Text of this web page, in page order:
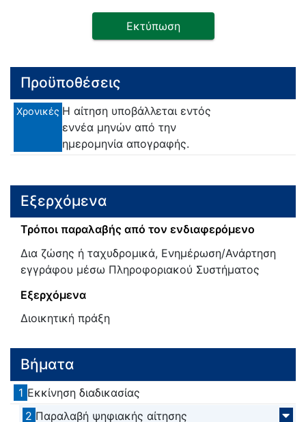
Εκτύπωση
Προϋποθέσεις
Χρονικές Η αίτηση υποβάλλεται εντός
εννέα μηνών από την
ημερομηνία απογραφής.
Εξερχόμενα
Τρόποι παραλαβής από τον ενδιαφερόμενο
Δια ζώσης ή ταχυδρομικά, Ενημέρωση/Ανάρτηση
εγγράφου μέσω Πληροφοριακού Συστήματος
Εξερχόμενα
Διοικητική πράξη
Βήματα
1 Εκκίνηση διαδικασίας
2 Παραλαβή ψηφιακής αίτησης